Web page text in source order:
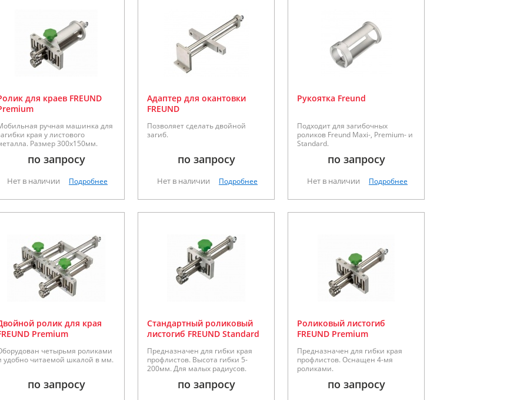
для краев FREUND
ручная машинка для
края у листового
Размер 300х150мм.
по запросу
Нет в наличии Подробнее
Адаптер для окантовки
FREUND
Позволяет сделать двойной
загиб.
по запросу
Нет в наличии Подробнее
Рукоятка Freund
Подходит для загибочных
роликов Freund Maxi-, Premium- и
Standard.
по запросу
Нет в наличии Подробнее
ролик для края
Premium
четырьмя роликами
удобно читаемой шкалой в мм.
по запросу
Стандартный роликовый
листогиб FREUND Standard
Предназначен для гибки края
профлистов. Высота гибки 5-
200мм. Для малых радиусов.
по запросу
Роликовый листогиб
FREUND Premium
Предназначен для гибки края
профлистов. Оснащен 4-мя
роликами.
по запросу